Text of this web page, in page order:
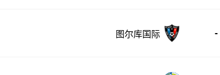
图尔库国际 -